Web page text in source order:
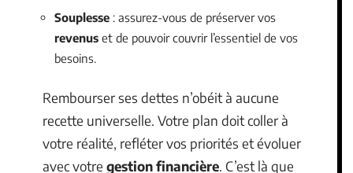
Souplesse : assurez-vous de préserver vos
revenus et de pouvoir couvrir l’essentiel de vos
besoins.
Rembourser ses dettes n’obéit à aucune
recette universelle. Votre plan doit coller à
votre réalité, refléter vos priorités et évoluer
avec votre gestion financière. C’est là que